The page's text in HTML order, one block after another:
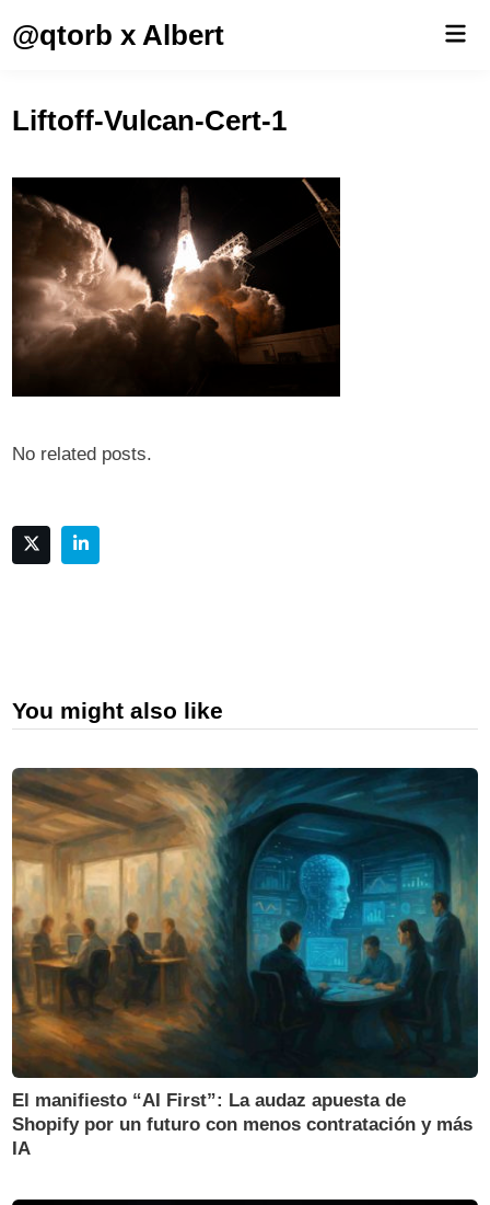
@qtorb x Albert
Liftoff-Vulcan-Cert-1
No related posts.
You might also like
El manifiesto “AI First”: La audaz apuesta de
Shopify por un futuro con menos contratación y más
IA